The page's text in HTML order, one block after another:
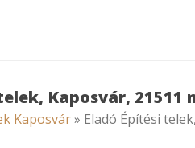
Kaposvár, 21511
Kaposvár» Eladó Építési